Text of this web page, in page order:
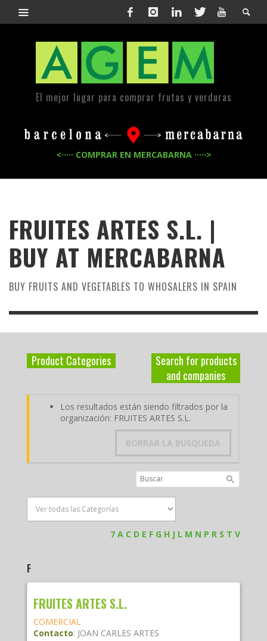
El mejor lugar para comprar frutas y verduras
<····· COMPRAR EN MERCABARNA ·····>
FRUITES ARTES S.L. |
BUY AT MERCABARNA
BUY FRUITS AND VEGETABLES TO WHOSALERS IN SPAIN
Product Categories
Search for products
and companies
Los resultados están siendo filtrados por la
organización: FRUITES ARTES S.L.
BORRAR LA BÚSQUEDA
7 A C D E F G H J L M N P R S T V
F
FRUITES ARTES S.L.
COMERCIAL
Contacto: JOAN CARLES ARTES